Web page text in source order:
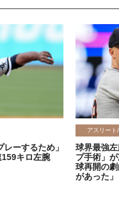
ーするため」
159キロ左腕
アスリート
球界最強
プ手術」
球再開の
があった」